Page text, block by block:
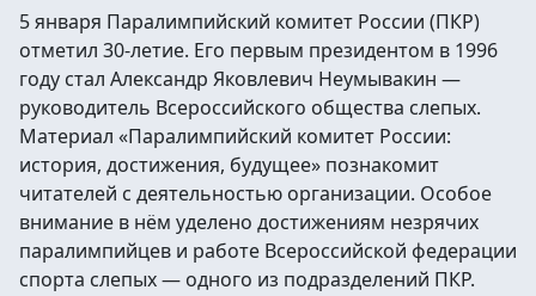
5 января Паралимпийский комитет России (ПКР)
отметил 30-летие. Его первым президентом в 1996
году стал Александр Яковлевич Неумывакин —
руководитель Всероссийского общества слепых.
Материал «Паралимпийский комитет России:
история, достижения, будущее» познакомит
читателей с деятельностью организации. Особое
внимание в нём уделено достижениям незрячих
паралимпийцев и работе Всероссийской федерации
спорта слепых — одного из подразделений ПКР.